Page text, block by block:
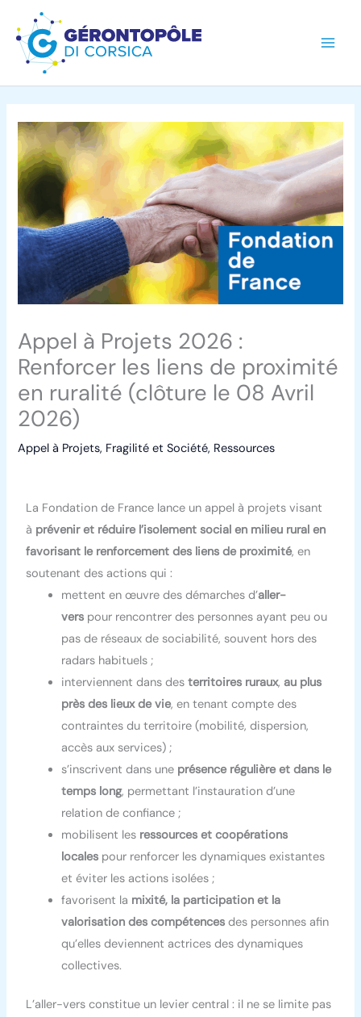
contenu
Appel à Projets 2026 :
Renforcer les liens de proximité
en ruralité (clôture le 08 Avril
2026)
Appel à Projets, Fragilité et Société, Ressources
La Fondation de France lance un appel à projets visant
à prévenir et réduire l’isolement social en milieu rural en
favorisant le renforcement des liens de proximité, en
soutenant des actions qui :
mettent en œuvre des démarches d’aller-
vers pour rencontrer des personnes ayant peu ou
pas de réseaux de sociabilité, souvent hors des
radars habituels ;
interviennent dans desterritoires ruraux,au plus
près des lieux de vie, en tenant compte des
contraintes du territoire (mobilité, dispersion,
accès aux services) ;
s’inscrivent dans une présence régulière et dans le
temps long, permettant l’instauration d’une
relation de confiance ;
mobilisent les ressources et coopérations
locales pour renforcer les dynamiques existantes
et éviter les actions isolées ;
favorisent la mixité, la participation et la
valorisation des compétences des personnes afin
qu’elles deviennent actrices des dynamiques
collectives.
L’aller-vers constitue un levier central : il ne se limite pas